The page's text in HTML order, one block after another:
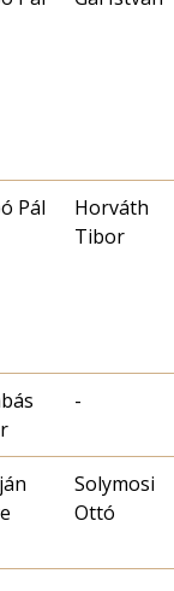
Pál
Horváth
-
Solymosi
Ottó